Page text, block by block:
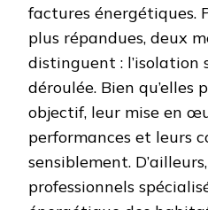
factures énergétiques.
plus répandues, deux
distinguent : l’isolation
déroulée. Bien qu’elles
objectif, leur mise en
performances et leurs
sensiblement.
professionnels